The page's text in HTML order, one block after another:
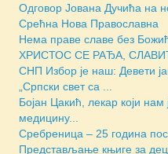
Одговор Јована Дучића на
Срећна Нова Православна
Нема праве славе без
ХРИСТОС СЕ РАЂА,
СНП Избор је наш: Девети
„Српски свет са ...
Бојан Цакић, лекар који
медицину...
Сребреница – 25 година
Представљање књиге за